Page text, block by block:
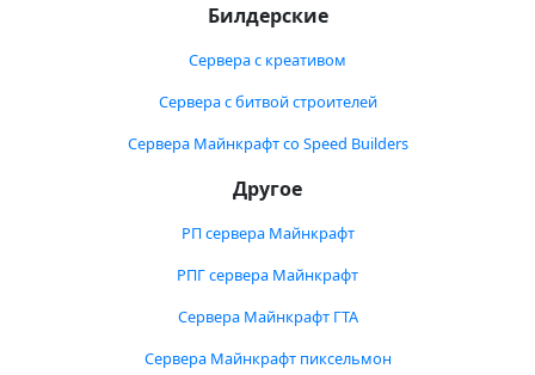
Билдерские
Сервера с креативом
Сервера с битвой строителей
Сервера Майнкрафт со Speed Builders
Другое
РП сервера Майнкрафт
РПГ сервера Майнкрафт
Сервера Майнкрафт ГТА
Сервера Майнкрафт пиксельмон